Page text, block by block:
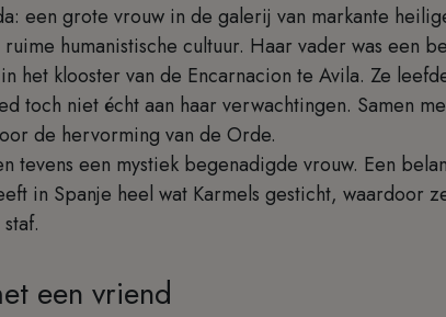
een grote vrouw in de galerij van markante
humanistische cultuur. Haar vader was een
het klooster van de Encarnacion te Avila. Ze
toch niet écht aan haar verwachtingen. Samen
de hervorming van de Orde.
tevens een mystiek begenadigde vrouw. Een
in Spanje heel wat Karmels gesticht, waardoor
een vriend